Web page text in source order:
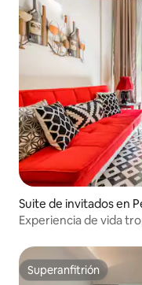
Suite de invitados en
Experiencia de vida
Superanfitrión
Superanfitrión